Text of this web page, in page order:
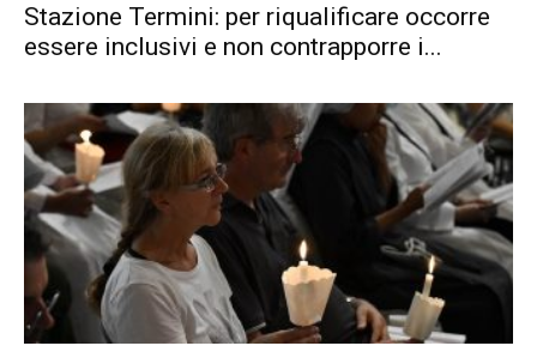
Stazione Termini: per riqualificare occorre
essere inclusivi e non contrapporre i...